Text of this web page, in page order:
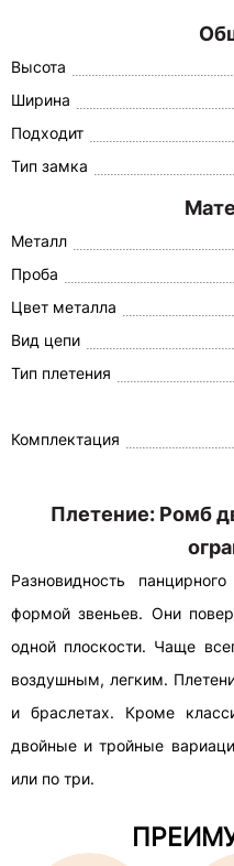
Высота
Ширина
Подходит
Тип замка
Металл
Проба
Цвет металла
Вид цепи
Тип плетения
Комплектация
Плетение: Ромб
Разновидность
формой звеньев. Они
одной плоскости. Чаще
воздушным, легким.
и браслетах. Кроме
двойные и тройные
или по три.